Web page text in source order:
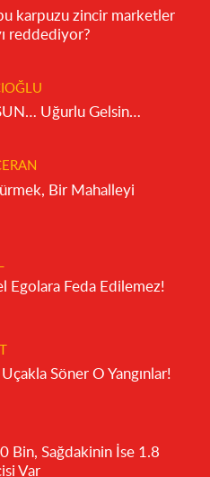
karpuzu zincir marketler
reddediyor?
HAYIRLI OLSUN… Uğurlu Gelsin…
Bir Mahalleyi
Egolara Feda Edilemez!
Söner O Yangınlar!
Bin, Sağdakinin İse 1.8
Var